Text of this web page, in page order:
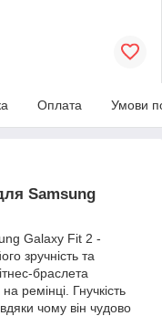
Оплата Умови
Samsung
Galaxy Fit 2 -
зручність та
браслета
ремінці. Гнучкість
чому він чудово